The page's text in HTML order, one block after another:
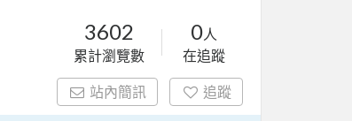
3602
累計瀏覽數
0人
在追蹤
站內簡訊 追蹤